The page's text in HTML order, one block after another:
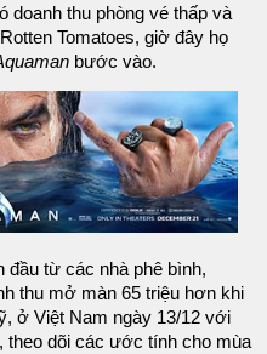
doanh thu phòng vé thấp và
Tomatoes, giờ đây họ
bước vào.
đầu từ các nhà phê bình,
thu mở màn 65 triệu hơn khi
ở Việt Nam ngày 13/12 với
theo dõi các ước tính cho mùa